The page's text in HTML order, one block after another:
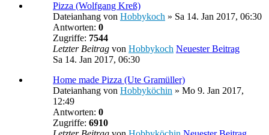
Pizza (Wolfgang Kreß)
Dateianhang von Hobbykoch » Sa 14. Jan 2017, 06:30
Antworten: 0
Zugriffe: 7544
Letzter Beitrag von Hobbykoch Neuester Beitrag
Sa 14. Jan 2017, 06:30
Home made Pizza (Ute Gramüller)
Dateianhang von Hobbyköchin » Mo 9. Jan 2017,
12:49
Antworten: 0
Zugriffe: 6910